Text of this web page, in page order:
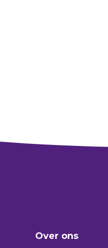
Over ons